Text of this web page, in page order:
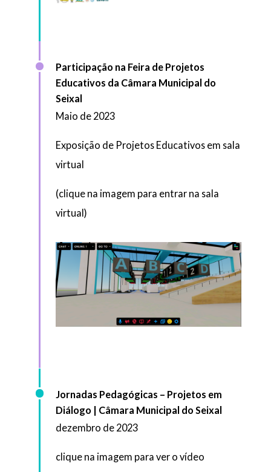
Participação na Feira de Projetos
Educativos da Câmara Municipal do
Seixal
Maio de 2023
Exposição de Projetos Educativos em sala
virtual
(clique na imagem para entrar na sala
virtual)
Jornadas Pedagógicas – Projetos em
Diálogo | Câmara Municipal do Seixal
dezembro de 2023
clique na imagem para ver o vídeo